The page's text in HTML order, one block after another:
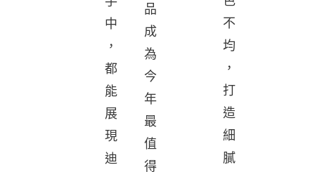
中
，
都
能
展
現
迪
品
成
為
今
年
最
值
得
不
均
，
打
造
細
膩